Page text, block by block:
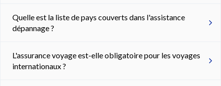
Quelle est la liste de pays couverts dans l'assistance
dépannage ?
L'assurance voyage est-elle obligatoire pour les voyages
internationaux ?